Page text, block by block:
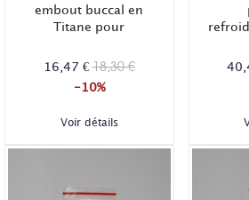
embout buccal en
Titane pour
BFG !
16,47 € 18,30 €
-10%
Voir détails